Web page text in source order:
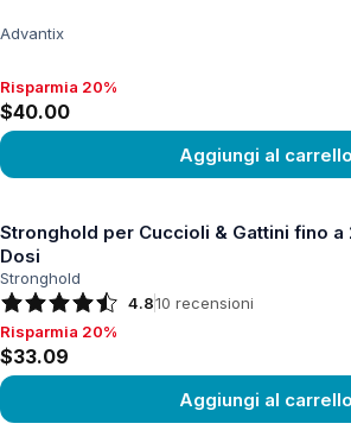
Advantix
Risparmia 20%, $40.00
Risparmia 20%
$40.00
Aggiungi al carrello
Stronghold per Cuccioli & Gattini fino a
Dosi
Stronghold
4.810 recensioni
Risparmia 20%, $33.09
Risparmia 20%
$33.09
Aggiungi al carrello